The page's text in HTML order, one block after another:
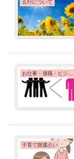
五行について
子育て開運占い